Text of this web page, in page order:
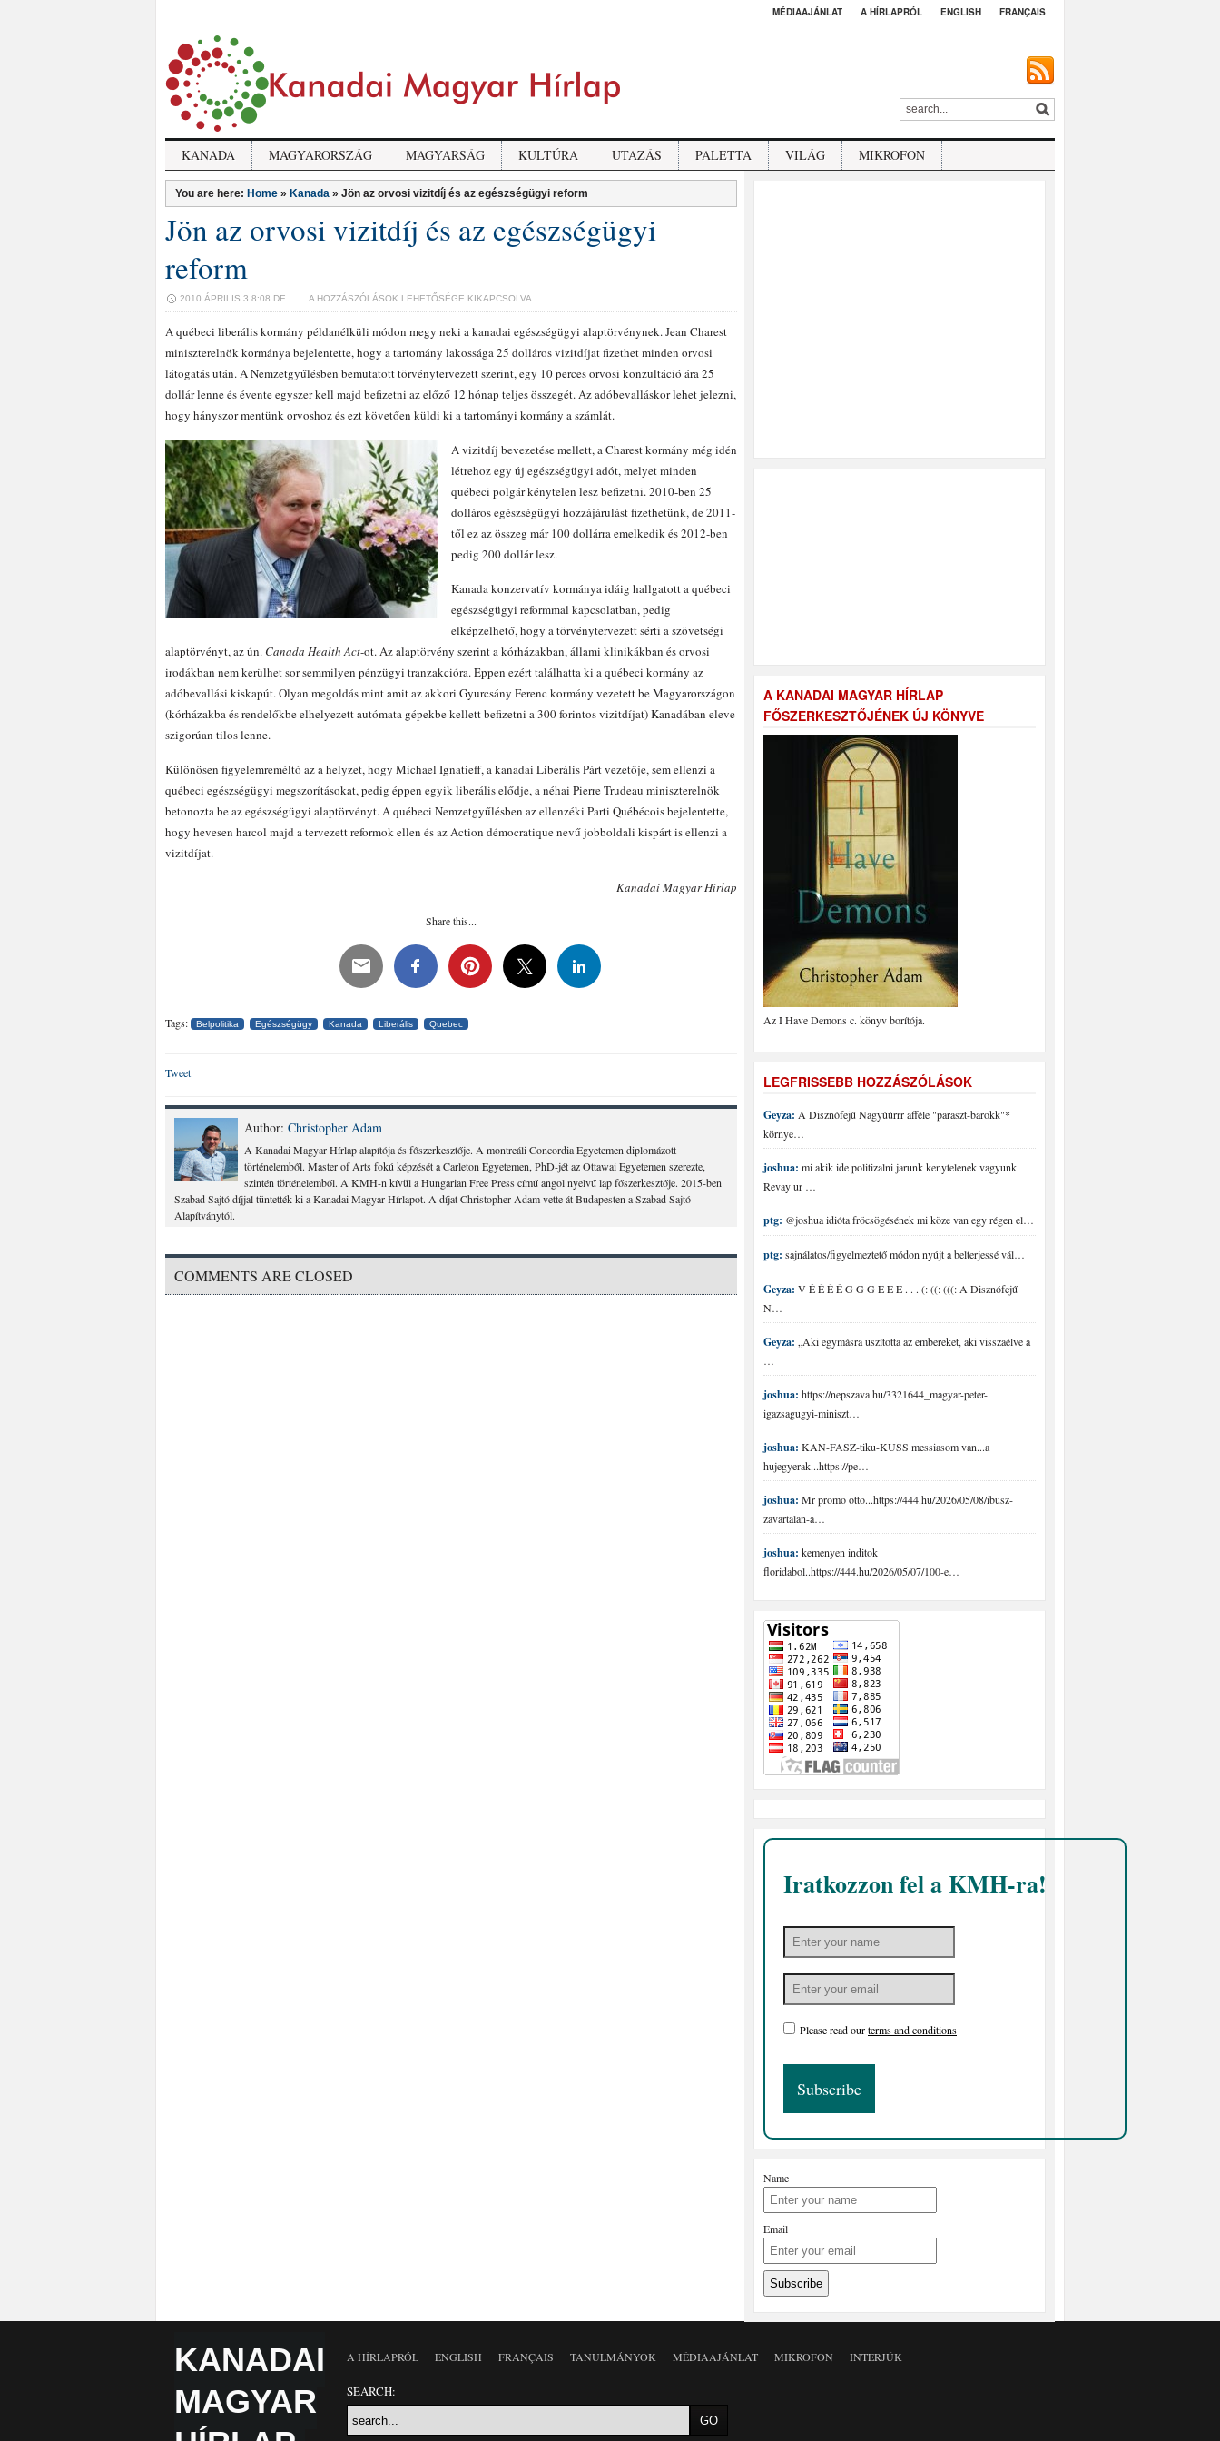
MÉDIAAJÁNLAT A HÍRLAPRÓL ENGLISH FRANÇAIS
KANADA MAGYARORSZÁG MAGYARSÁG KULTÚRA UTAZÁS PALETTA VILÁG MIKROFON
You are here: Home » Kanada » Jön az orvosi vizitdíj és az egészségügyi reform
Jön az orvosi vizitdíj és az egészségügyi
reform
2010 ÁPRILIS 3 8:08 DE.
JÖN
AZ
VIZITDÍJ
ÉS
EGÉSZSÉGÜGYI
REFORM
A HOZZÁSZÓLÁSOK LEHETŐSÉGE KIKAPCSOLVA
A québeci liberális kormány példanélküli módon megy neki a kanadai egészségügyi alaptörvénynek. Jean Charest
miniszterelnök kormánya bejelentette, hogy a tartomány lakossága 25 dolláros vizitdíjat fizethet minden orvosi
látogatás után. A Nemzetgyűlésben bemutatott törvénytervezett szerint, egy 10 perces orvosi konzultáció ára 25
dollár lenne és évente egyszer kell majd befizetni az előző 12 hónap teljes összegét. Az adóbevalláskor lehet jelezni,
hogy hányszor mentünk orvoshoz és ezt követően küldi ki a tartományi kormány a számlát.
A vizitdíj bevezetése mellett, a Charest kormány még idén
létrehoz egy új egészségügyi adót, melyet minden
québeci polgár kénytelen lesz befizetni. 2010-ben 25
dolláros egészségügyi hozzájárulást fizethetünk, de 2011-
től ez az összeg már 100 dollárra emelkedik és 2012-ben
pedig 200 dollár lesz.
Kanada konzervatív kormánya idáig hallgatott a québeci
egészségügyi reformmal kapcsolatban, pedig
elképzelhető, hogy a törvénytervezett sérti a szövetségi
alaptörvényt, az ún.Canada Health Act-ot. Az alaptörvény szerint a kórházakban, állami klinikákban és orvosi
irodákban nem kerülhet sor semmilyen pénzügyi tranzakcióra. Éppen ezért találhatta ki a québeci kormány az
adóbevallási kiskapút. Olyan megoldás mint amit az akkori Gyurcsány Ferenc kormány vezetett be Magyarországon
(kórházakba és rendelőkbe elhelyezett autómata gépekbe kellett befizetni a 300 forintos vizitdíjat) Kanadában eleve
szigorúan tilos lenne.
Különösen figyelemreméltó az a helyzet, hogy Michael Ignatieff, a kanadai Liberális Párt vezetője, sem ellenzi a
québeci egészségügyi megszorításokat, pedig éppen egyik liberális elődje, a néhai Pierre Trudeau miniszterelnök
betonozta be az egészségügyi alaptörvényt. A québeci Nemzetgyűlésben az ellenzéki Parti Québécois bejelentette,
hogy hevesen harcol majd a tervezett reformok ellen és az Action démocratique nevű jobboldali kispárt is ellenzi a
vizitdíjat.
Kanadai Magyar Hírlap
Share this...
Tags: Belpolitika Egészségügy Kanada Liberális Quebec
Tweet
Author: Christopher Adam
A Kanadai Magyar Hírlap alapítója és főszerkesztője. A montreáli Concordia Egyetemen diplomázott
történelemből. Master of Arts fokú képzését a Carleton Egyetemen, PhD-jét az Ottawai Egyetemen szerezte,
szintén történelemből. A KMH-n kívül a Hungarian Free Press című angol nyelvű lap főszerkesztője. 2015-ben
Szabad Sajtó díjjal tüntették ki a Kanadai Magyar Hírlapot. A díjat Christopher Adam vette át Budapesten a Szabad Sajtó
Alapítványtól.
COMMENTS ARE CLOSED
A KANADAI MAGYAR HÍRLAP
FŐSZERKESZTŐJÉNEK ÚJ KÖNYVE
Az I Have Demons c. könyv borítója.
LEGFRISSEBB HOZZÁSZÓLÁSOK
Geyza: A Disznófejű Nagyúúrrr afféle "paraszt-barokk"*
környe…
joshua: mi akik ide politizalni jarunk kenytelenek vagyunk
Revay ur …
ptg: @joshua idióta fröcsögésének mi köze van egy régen el…
ptg: sajnálatos/figyelmeztető módon nyújt a belterjessé vál…
Geyza: V É É É É G G G E E E . . . (: ((: (((: A Disznófejű
N…
Geyza: „Aki egymásra uszította az embereket, aki visszaélve a
…
joshua: https://nepszava.hu/3321644_magyar-peter-
igazsagugyi-miniszt…
joshua: KAN-FASZ-tiku-KUSS messiasom van...a
hujegyerak...https://pe…
joshua: Mr promo otto...https://444.hu/2026/05/08/ibusz-
zavartalan-a…
joshua: kemenyen inditok
floridabol..https://444.hu/2026/05/07/100-e…
Iratkozzon fel a KMH-ra!
Please read ourterms and conditions
Name
Email
KANADAI
MAGYAR
A HÍRLAPRÓL ENGLISH FRANÇAIS TANULMÁNYOK MÉDIAAJÁNLAT MIKROFON INTERJÚK
SEARCH: